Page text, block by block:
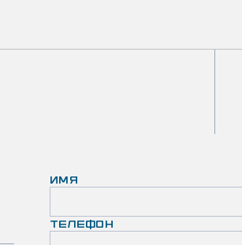
ИМЯ
ТЕЛЕФОН